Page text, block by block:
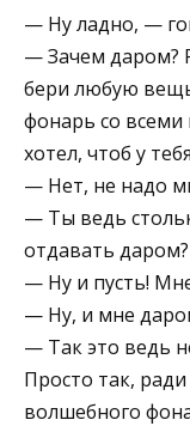
— Ну ладно, —
— Зачем даром?
бери любую
фонарь со
хотел, чтоб у
— Нет, не надо
— Ты ведь
отдавать даром?
— Ну и пусть!
— Ну, и мне
— Так это ведь
Просто так,
волшебного